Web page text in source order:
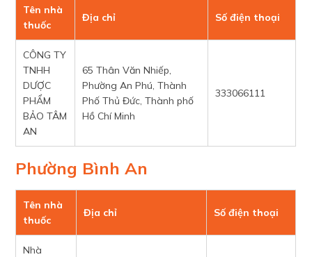
Tên nhà
thuốc
Địa chỉ Số điện thoại
CÔNG TY
TNHH
DƯỢC
PHẨM
BẢO TÂM
AN
65 Thân Văn Nhiếp,
Phường An Phú, Thành
Phố Thủ Đức, Thành phố
Hồ Chí Minh
333066111
Phường Bình An
Tên nhà
thuốc
Địa chỉ Số điện thoại
Nhà